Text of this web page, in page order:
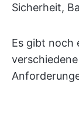
Sicherheit,
Es gibt noch